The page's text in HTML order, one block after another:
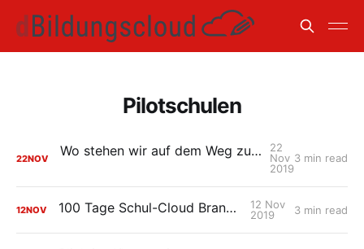
Pilotschulen
22NOV Wo stehen wir auf dem Weg zum digitalgestützten Unterricht? Ein Wegweiser für Schulen
22
Nov
2019
3 min read
12NOV 100 Tage Schul-Cloud Brandenburg
12 Nov
2019
3 min read